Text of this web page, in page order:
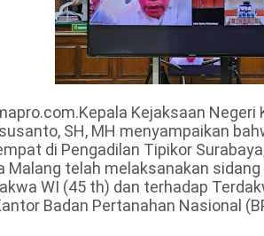
Kejaksaan Negeri
SH, MH menyampaikan
di Pengadilan Tipikor
Malang telah melaksanakan
WI (45 th) dan terhadap
Badan Pertanahan Nasional